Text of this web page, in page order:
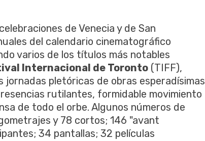
de Venecia y de San
del calendario cinematográfico
varios de los títulos más notables
Internacional de Toronto (TIFF),
pletóricas de obras esperadísimas
rutilantes, formidable movimiento
de todo el orbe. Algunos números de
y 78 cortos; 146 "avant
34 pantallas; 32 películas